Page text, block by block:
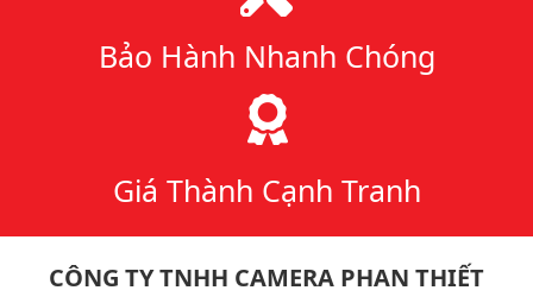
Bảo Hành Nhanh Chóng
Giá Thành Cạnh Tranh
CÔNG TY TNHH CAMERA PHAN THIẾT